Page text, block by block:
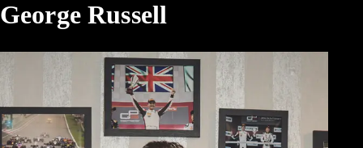
George Russell